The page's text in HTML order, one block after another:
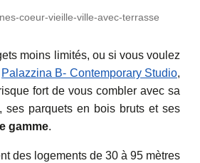
coeur-vieille-ville-avec-terrasse
moins limités, ou si vous voulez
Palazzina B- Contemporary Studio,
fort de vous combler avec sa
ses parquets en bois bruts et ses
gamme.
des logements de 30 à 95 mètres